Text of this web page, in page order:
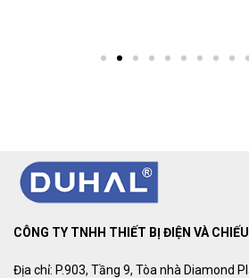
CÔNG TY TNHH THIẾT BỊ ĐIỆN VÀ
Địa chỉ: P.903, Tầng 9, Tòa nhà Diamond